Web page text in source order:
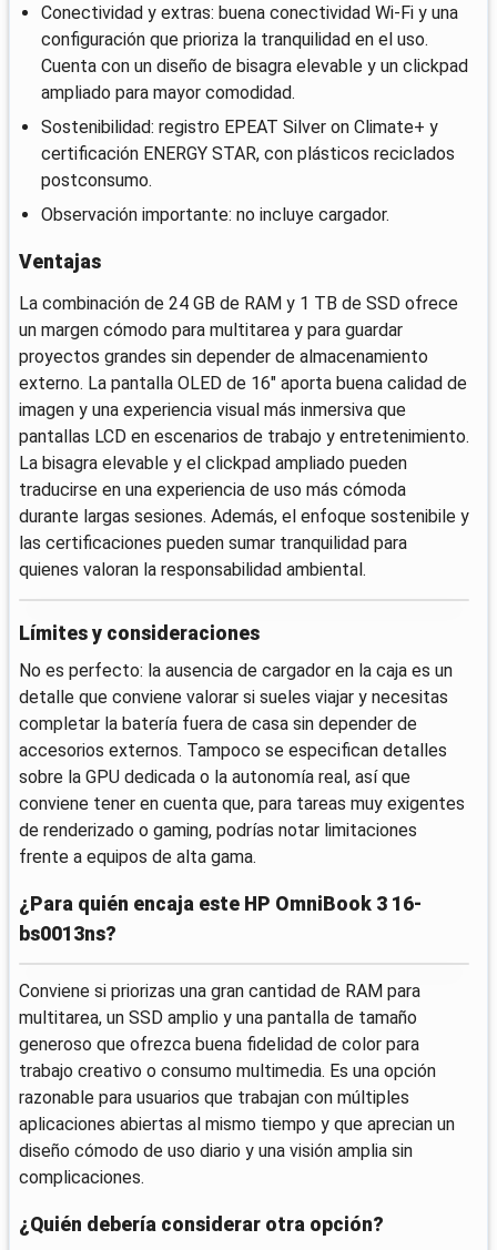
Conectividad y extras: buena conectividad Wi‑Fi y una
configuración que prioriza la tranquilidad en el uso.
Cuenta con un diseño de bisagra elevable y un clickpad
ampliado para mayor comodidad.
Sostenibilidad: registro EPEAT Silver on Climate+ y
certificación ENERGY STAR, con plásticos reciclados
postconsumo.
Observación importante: no incluye cargador.
Ventajas
La combinación de 24 GB de RAM y 1 TB de SSD ofrece
un margen cómodo para multitarea y para guardar
proyectos grandes sin depender de almacenamiento
externo. La pantalla OLED de 16" aporta buena calidad de
imagen y una experiencia visual más inmersiva que
pantallas LCD en escenarios de trabajo y entretenimiento.
La bisagra elevable y el clickpad ampliado pueden
traducirse en una experiencia de uso más cómoda
durante largas sesiones. Además, el enfoque sostenibile y
las certificaciones pueden sumar tranquilidad para
quienes valoran la responsabilidad ambiental.
Límites y consideraciones
No es perfecto: la ausencia de cargador en la caja es un
detalle que conviene valorar si sueles viajar y necesitas
completar la batería fuera de casa sin depender de
accesorios externos. Tampoco se especifican detalles
sobre la GPU dedicada o la autonomía real, así que
conviene tener en cuenta que, para tareas muy exigentes
de renderizado o gaming, podrías notar limitaciones
frente a equipos de alta gama.
¿Para quién encaja este HP OmniBook 3 16-
bs0013ns?
Conviene si priorizas una gran cantidad de RAM para
multitarea, un SSD amplio y una pantalla de tamaño
generoso que ofrezca buena fidelidad de color para
trabajo creativo o consumo multimedia. Es una opción
razonable para usuarios que trabajan con múltiples
aplicaciones abiertas al mismo tiempo y que aprecian un
diseño cómodo de uso diario y una visión amplia sin
complicaciones.
¿Quién debería considerar otra opción?